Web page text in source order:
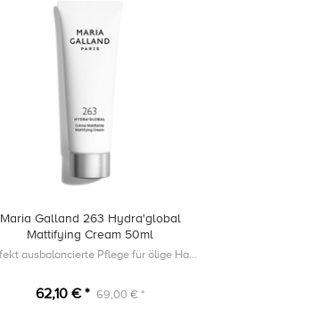
Maria Galland 263 Hydra'global
Mattifying Cream 50ml
Perfekt ausbalancierte Pflege für ölige Haut
62,10 € * 69,00 € *